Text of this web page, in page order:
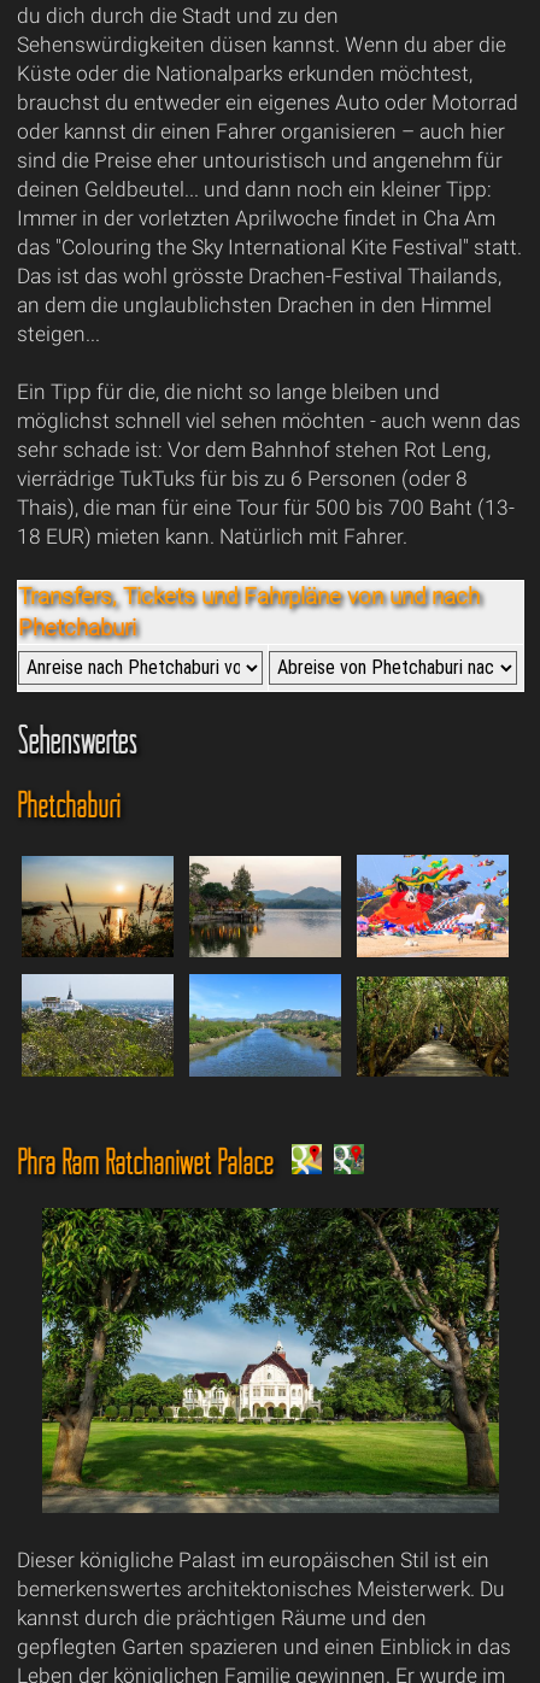
du dich durch die Stadt und zu den
Sehenswürdigkeiten düsen kannst. Wenn du aber die
Küste oder die Nationalparks erkunden möchtest,
brauchst du entweder ein eigenes Auto oder Motorrad
oder kannst dir einen Fahrer organisieren – auch hier
sind die Preise eher untouristisch und angenehm für
deinen Geldbeutel... und dann noch ein kleiner Tipp:
Immer in der vorletzten Aprilwoche findet in Cha Am
das "Colouring the Sky International Kite Festival" statt.
Das ist das wohl grösste Drachen-Festival Thailands,
an dem die unglaublichsten Drachen in den Himmel
steigen...
Ein Tipp für die, die nicht so lange bleiben und
möglichst schnell viel sehen möchten - auch wenn das
sehr schade ist: Vor dem Bahnhof stehen Rot Leng,
vierrädrige TukTuks für bis zu 6 Personen (oder 8
Thais), die man für eine Tour für 500 bis 700 Baht (13-
18 EUR) mieten kann. Natürlich mit Fahrer.
Transfers, Tickets und Fahrpläne von und nach
Phetchaburi
Sehenswertes
Phetchaburi
Phra Ram Ratchaniwet Palace
Dieser königliche Palast im europäischen Stil ist ein
bemerkenswertes architektonisches Meisterwerk. Du
kannst durch die prächtigen Räume und den
gepflegten Garten spazieren und einen Einblick in das
Leben der königlichen Familie gewinnen. Er wurde im